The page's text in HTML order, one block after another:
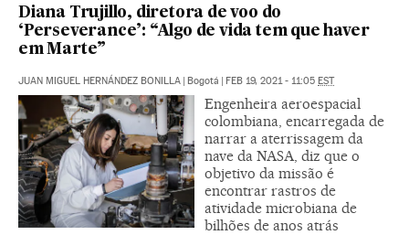
Diana Trujillo, diretora de voo do
‘Perseverance’: “Algo de vida tem que haver
em Marte”
JUAN MIGUEL HERNÁNDEZ BONILLA | Bogotá | FEB 19, 2021 - 11:05 EST
Engenheira aeroespacial
colombiana, encarregada de
narrar a aterrissagem da
nave da NASA, diz que o
objetivo da missão é
encontrar rastros de
atividade microbiana de
bilhões de anos atrás